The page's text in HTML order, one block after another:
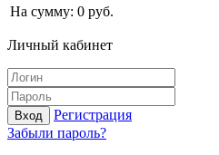
На сумму: 0 руб.
Личный кабинет
Вход
Регистрация
Забыли пароль?